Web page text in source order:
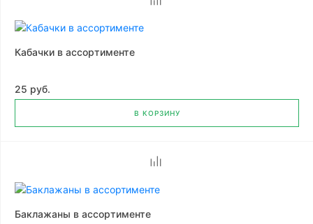
Кабачки в ассортименте
25 руб.
В КОРЗИНУ
Баклажаны в ассортименте